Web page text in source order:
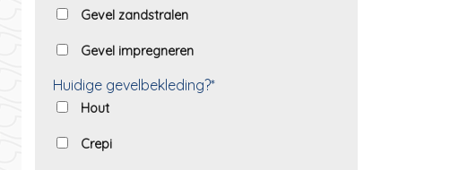
Gevel zandstralen
Gevel impregneren
Huidige gevelbekleding?*
Hout
Crepi